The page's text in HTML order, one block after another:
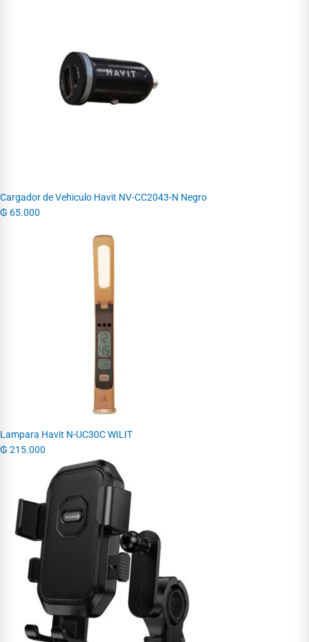
Cargador de Vehiculo Havit NV-CC2043-N Negro
₲ 65.000
Lampara Havit N-UC30C WILIT
₲ 215.000